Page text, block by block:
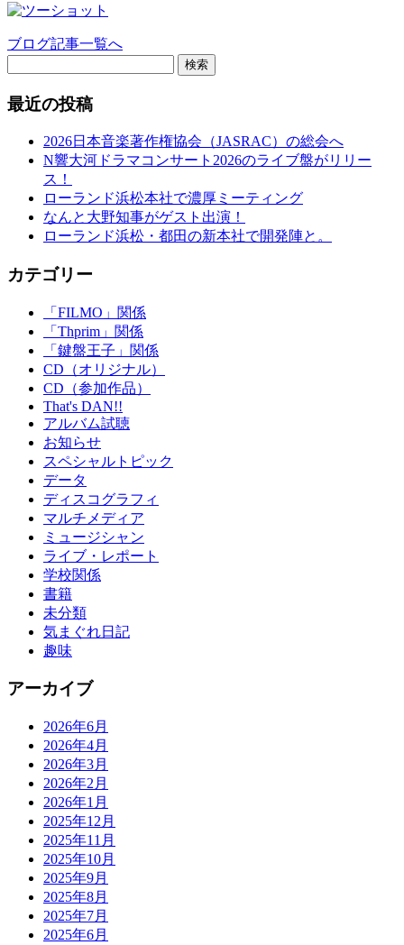
ブログ記事一覧へ
検索
最近の投稿
2026日本音楽著作権協会（JASRAC）の総会へ
N響大河ドラマコンサート2026のライブ盤がリリー
ス！
ローランド浜松本社で濃厚ミーティング
なんと大野知事がゲスト出演！
ローランド浜松・都田の新本社で開発陣と。
カテゴリー
「FILMO」関係
「Thprim」関係
「鍵盤王子」関係
CD（オリジナル）
CD（参加作品）
That's DAN!!
アルバム試聴
お知らせ
スペシャルトピック
データ
ディスコグラフィ
マルチメディア
ミュージシャン
ライブ・レポート
学校関係
書籍
未分類
気まぐれ日記
趣味
アーカイブ
2026年6月
2026年4月
2026年3月
2026年2月
2026年1月
2025年12月
2025年11月
2025年10月
2025年9月
2025年8月
2025年7月
2025年6月